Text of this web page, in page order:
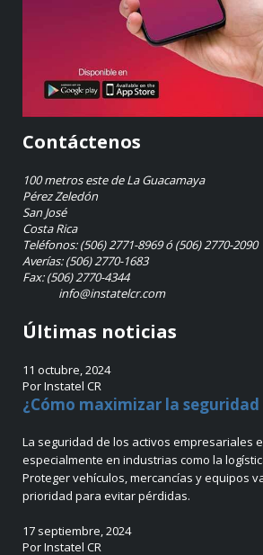
Contáctenos
100 metros este de La Guacamaya
Pérez Zeledón
San José
Costa Rica
Teléfonos: (506) 2771-8969 ó (506) 2770-2090
Averías: (506) 2770-1683
Fax: (506) 2770-4344
info@instatelcr.com
Últimas noticias
11 octubre, 2024
Por Instatel CR
¿Cómo maximizar la seguridad
La seguridad de los activos empresariales
especialmente en industrias como la
Proteger vehículos, mercancías y equipos
prioridad para evitar pérdidas.
17 septiembre, 2024
Por Instatel CR